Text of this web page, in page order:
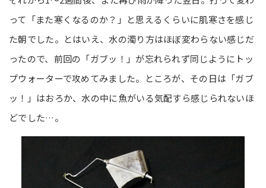
って「また寒くなるのか？」と思えるくらいに肌寒さを感じ
た朝でした。とはいえ、水の濁り方はほぼ変わらない感じだ
ったので、前回の「ガブッ！」が忘れられず同じようにトッ
プウォーターで攻めてみました。ところが、その日は「ガブ
ッ！」はおろか、水の中に魚がいる気配すら感じられないほ
どでした…。